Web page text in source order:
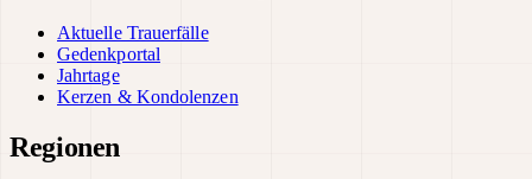
Aktuelle Trauerfälle
Gedenkportal
Jahrtage
Kerzen & Kondolenzen
Regionen